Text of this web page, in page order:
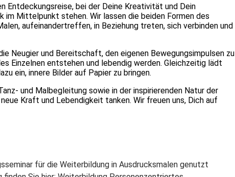
Entdeckungsreise, bei der Deine Kreativität und Dein
im Mittelpunkt stehen. Wir lassen die beiden Formen des
aufeinandertreffen, in Beziehung treten, sich verbinden und
Neugier und Bereitschaft, den eigenen Bewegungsimpulsen zu
Einzelnen entstehen und lebendig werden. Gleichzeitig lädt
ein, innere Bilder auf Papier zu bringen.
und Malbegleitung sowie in der inspirierenden Natur der
Kraft und Lebendigkeit tanken. Wir freuen uns, Dich auf
für die Weiterbildung in Ausdrucksmalen genutzt